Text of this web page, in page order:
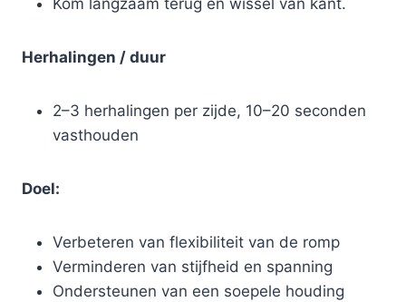
Kom langzaam terug en wissel van kant.
Herhalingen / duur
2–3 herhalingen per zijde, 10–20 seconden
vasthouden
Doel:
Verbeteren van flexibiliteit van de romp
Verminderen van stijfheid en spanning
Ondersteunen van een soepele houding